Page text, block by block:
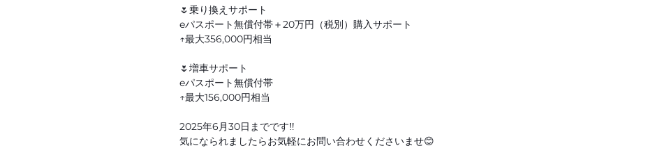
🌷乗り換えサポート
eパスポート無償付帯＋20万円（税別）購入サポート
↑最大356,000円相当
🌷増車サポート
eパスポート無償付帯
↑最大156,000円相当
2025年6月30日までです‼︎
気になられましたらお気軽にお問い合わせくださいませ😊